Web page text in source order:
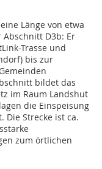
Länge von etwa
Abschnitt D3b: Er
Trasse und
bis zur
bildet das
im Raum Landshut
die Einspeisung
Die Strecke ist ca.
zum örtlichen